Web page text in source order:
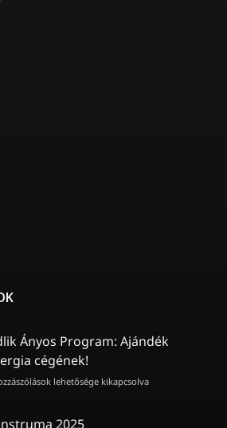
Ányos Program: Ajándék
cégének!
lehetősége kikapcsolva
2025